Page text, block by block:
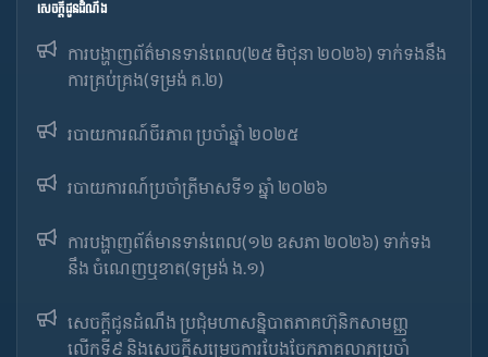
សេចក្ដីជូនដំណឹង
ការបង្ហាញព័ត៌មានទាន់ពេល(២៥ មិថុនា ២០២៦) ទាក់ទងនឹង
ការគ្រប់គ្រង(ទម្រង់ គ.២)
របាយការណ៍ចីរភាព ប្រចាំឆ្នាំ ២០២៥
របាយការណ៍​​ប្រចាំ​ត្រីមាសទី១ ឆ្នាំ ២០២៦
ការបង្ហាញព័ត៌មានទាន់ពេល(១២ ឧសភា ២០២៦) ទាក់ទង
នឹង ចំណេញឬខាត(ទម្រង់ ង.១)
សេចក្តីជូនដំណឹង ប្រជុំមហាសន្និបាតភាគហ៊ុនិកសាមញ្ញ
លើកទី៩ និងសេចក្តីសម្រេចការបែងចែកភាគលាភប្រចាំ